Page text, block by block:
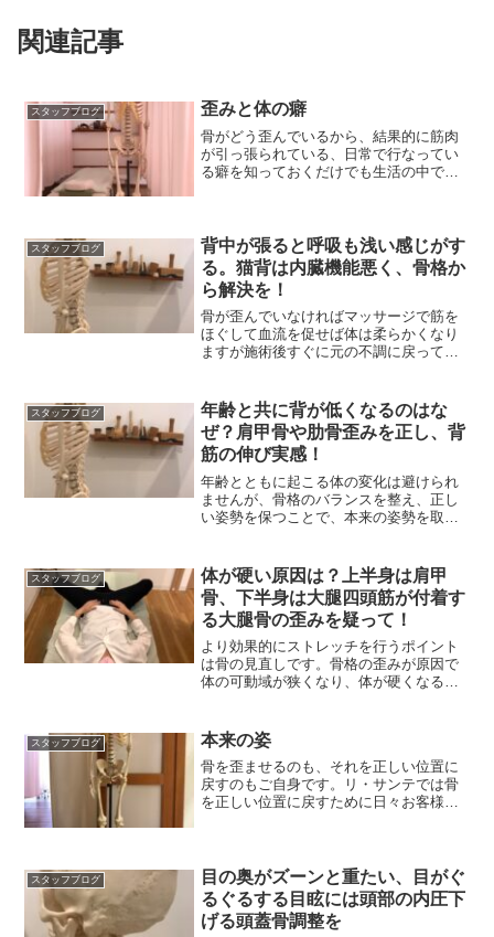
関連記事
スタッフブログ 歪みと体の癖
骨がどう歪んでいるから、結果的に筋肉
が引っ張られている、日常で行なってい
る癖を知っておくだけでも生活の中で改
スタッフブログ
背中が張ると呼吸も浅い感じがす
る。猫背は内臓機能悪く、骨格か
ら解決を！
骨が歪んでいなければマッサージで筋を
ほぐして血流を促せば体は柔らかくなり
ますが施術後すぐに元の不調に戻ってし
スタッフブログ
年齢と共に背が低くなるのはな
ぜ？肩甲骨や肋骨歪みを正し、背
筋の伸び実感！
年齢とともに起こる体の変化は避けられ
ませんが、骨格のバランスを整え、正し
い姿勢を保つことで、本来の姿勢を取り
スタッフブログ
体が硬い原因は？上半身は肩甲
骨、下半身は大腿四頭筋が付着す
る大腿骨の歪みを疑って！
より効果的にストレッチを行うポイント
は骨の見直しです。骨格の歪みが原因で
体の可動域が狭くなり、体が硬くなるケ
スタッフブログ 本来の姿
骨を歪ませるのも、それを正しい位置に
戻すのもご自身です。リ・サンテでは骨
を正しい位置に戻すために日々お客様に
スタッフブログ
目の奥がズーンと重たい、目がぐ
るぐるする目眩には頭部の内圧下
げる頭蓋骨調整を